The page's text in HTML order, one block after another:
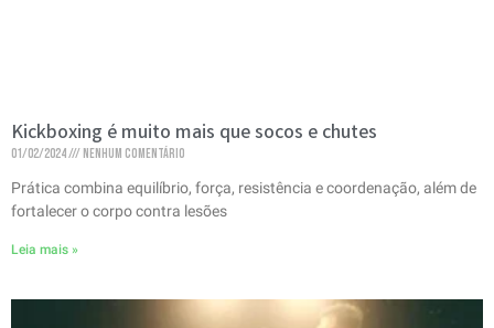
Kickboxing é muito mais que socos e chutes
01/02/2024 Nenhum comentário
Prática combina equilíbrio, força, resistência e coordenação, além de
fortalecer o corpo contra lesões
Leia mais »